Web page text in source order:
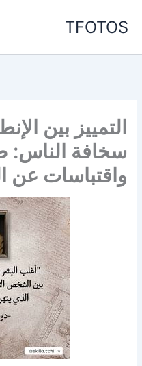
TFOTOS
التمييز بين
سخافة الناس:
واقتباسات عن